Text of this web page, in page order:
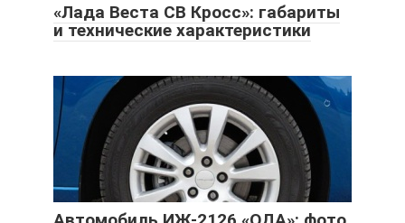
«Лада Веста СВ Кросс»: габариты
и технические характеристики